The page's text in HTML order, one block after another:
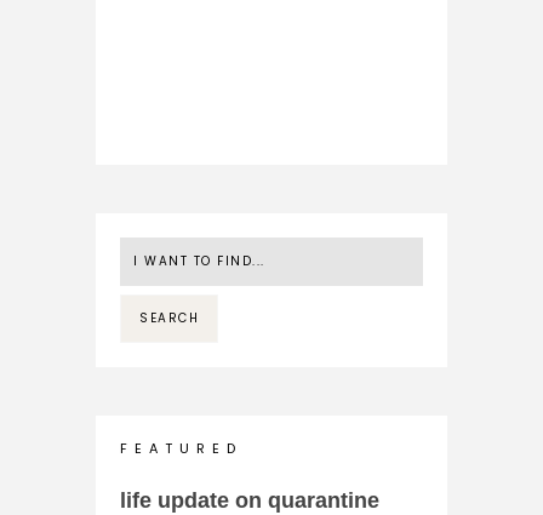
F E A T U R E D
life update on quarantine